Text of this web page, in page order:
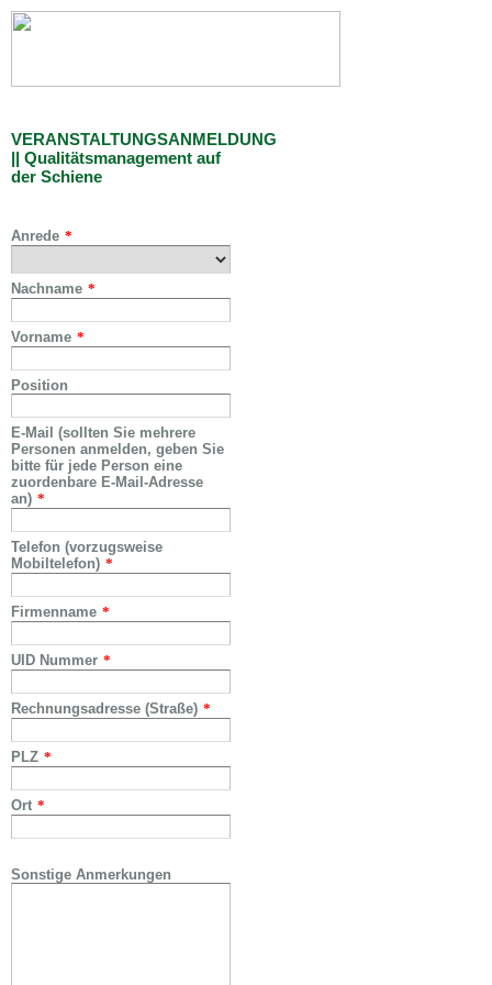
VERANSTALTUNGSANMELDUNG
|| Qualitätsmanagement auf
der Schiene
Anrede *
Nachname *
Vorname *
Position
E-Mail (sollten Sie mehrere
Personen anmelden, geben Sie
bitte für jede Person eine
zuordenbare E-Mail-Adresse
an) *
Telefon (vorzugsweise
Mobiltelefon) *
Firmenname *
UID Nummer *
Rechnungsadresse (Straße) *
PLZ *
Ort *
Sonstige Anmerkungen